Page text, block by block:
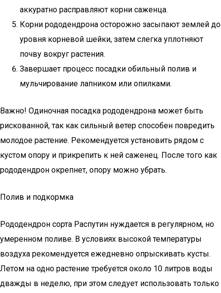
аккуратно расправляют корни саженца.
Корни рододендрона осторожно засыпают землей до
уровня корневой шейки, затем слегка уплотняют
почву вокруг растения.
Завершает процесс посадки обильный полив и
мульчирование лапником или опилками.
Важно! Одиночная посадка рододендрона может быть
рискованной, так как сильный ветер способен повредить
молодое растение. Рекомендуется установить рядом с
кустом опору и прикрепить к ней саженец. После того как
рододендрон окрепнет, опору можно убрать.
Полив и подкормка
Рододендрон сорта Распутин нуждается в регулярном, но
умеренном поливе. В условиях высокой температуры
воздуха рекомендуется ежедневно опрыскивать кусты.
Летом на одно растение требуется около 10 литров воды
дважды в неделю, при этом следует использовать только